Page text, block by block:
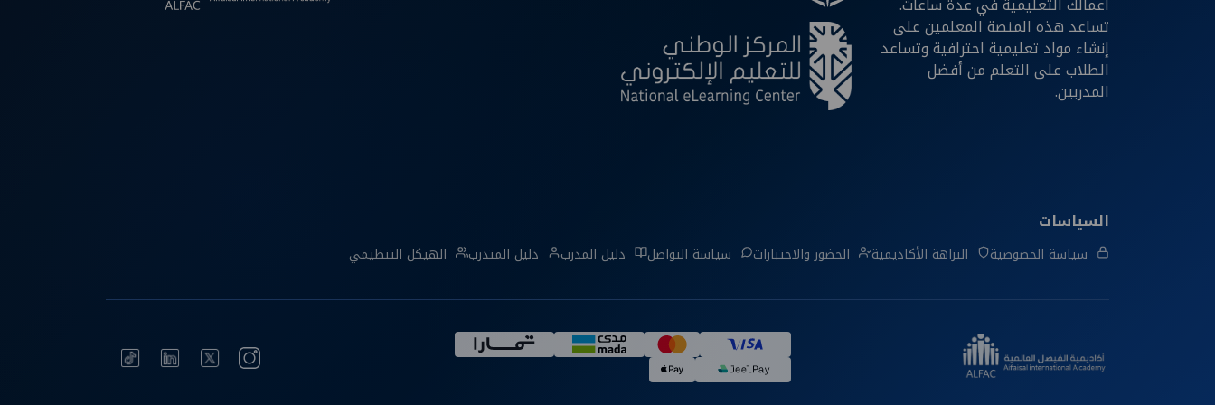
تساعد هذه المنصة المعلمين على
إنشاء مواد تعليمية احترافية وتساعد
الطلاب على التعلم من أفضل
المدربين.
السياسات
سياسة الخصوصية النزاهة الأكاديمية الحضور والاختبارات سياسة التواصل دليل المدرب دليل المتدرب الهيكل التنظيمي